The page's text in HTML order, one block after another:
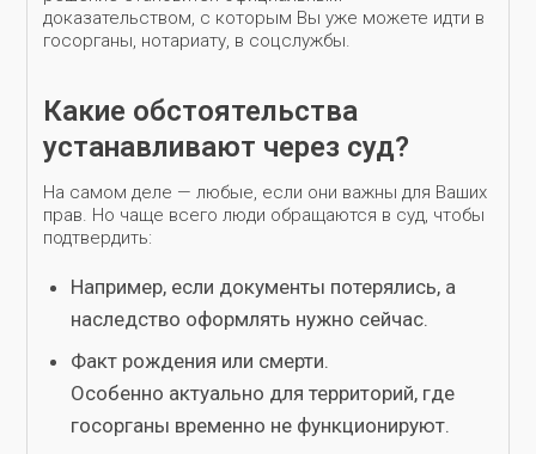
доказательством, с которым Вы уже можете идти в
госорганы, нотариату, в соцслужбы.
Какие обстоятельства
устанавливают через суд?
На самом деле — любые, если они важны для Ваших
прав. Но чаще всего люди обращаются в суд, чтобы
подтвердить:
Например, если документы потерялись, а
наследство оформлять нужно сейчас.
Факт рождения или смерти.
Особенно актуально для территорий, где
госорганы временно не функционируют.